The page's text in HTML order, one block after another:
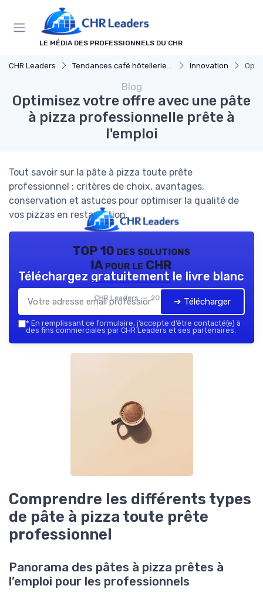
LE MÉDIA DES PROFESSIONNELS DU CHR
CHR Leaders Tendances café hôtellerie et restauration Innovation
Blog
Optimisez votre offre avec une pâte
à pizza professionnelle prête à
l'emploi
Tout savoir sur la pâte à pizza toute prête
professionnel : critères de choix, avantages,
conservation et astuces pour optimiser la qualité de
vos pizzas en restauration.
TOP 10 des solutions
IA pour le CHR
CHR Leaders — 2026
Téléchargez gratuitement le livre blanc
➔ Télécharger
* En remplissant ce formulaire, j’accepte d’être contacté(e) à
des fins commerciales par CHR Leaders et ses partenaires.
Comprendre les différents types
de pâte à pizza toute prête
professionnel
Panorama des pâtes à pizza prêtes à
l’emploi pour les professionnels
Panneau de gestion des cookies